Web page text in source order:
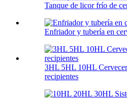
Tanque de licor frío de
Enfriador y tubería en
3HL 5HL 10HL
recipientes